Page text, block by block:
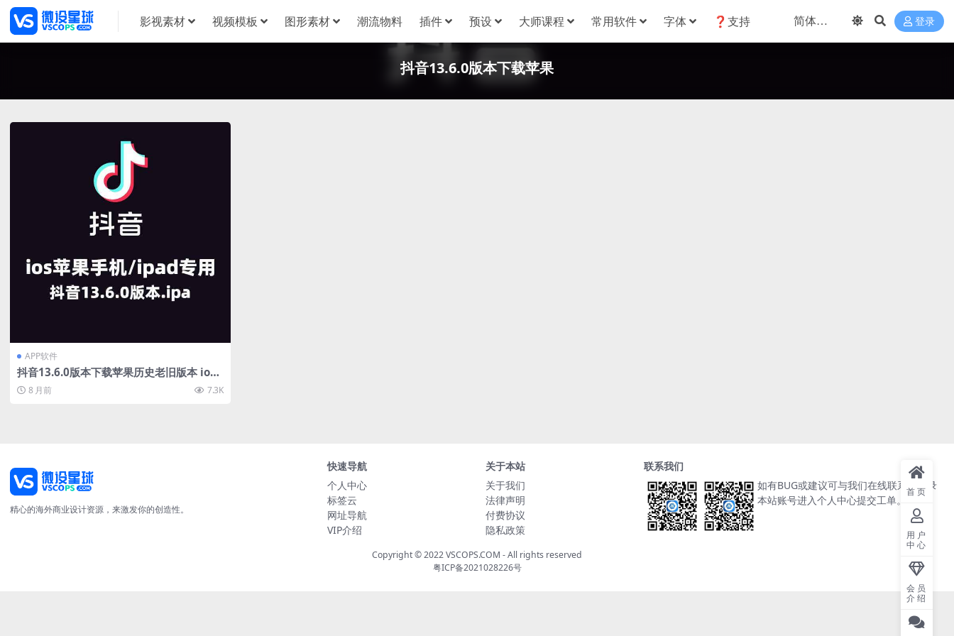
影视素材 视频模板 图形素材 潮流物料 插件 预设 大师课程 常用软件 字体 ❓支持 登录
抖音13.6.0版本下载苹果
APP软件
抖音13.6.0版本下载苹果历史老旧版本 ios
抖音13.6旧版本安装包
8 月前 7.3K
精心的海外商业设计资源，来激发你的创造性。
快速导航
个人中心
标签云
网址导航
VIP介绍
关于本站
关于我们
法律声明
付费协议
隐私政策
联系我们
如有BUG或建议可与我们在线联系或登录
本站账号进入个人中心提交工单。
Copyright © 2022VSCOPS.COM - All rights reserved
粤ICP备2021028226号
首页
用户
中心
会员
介绍